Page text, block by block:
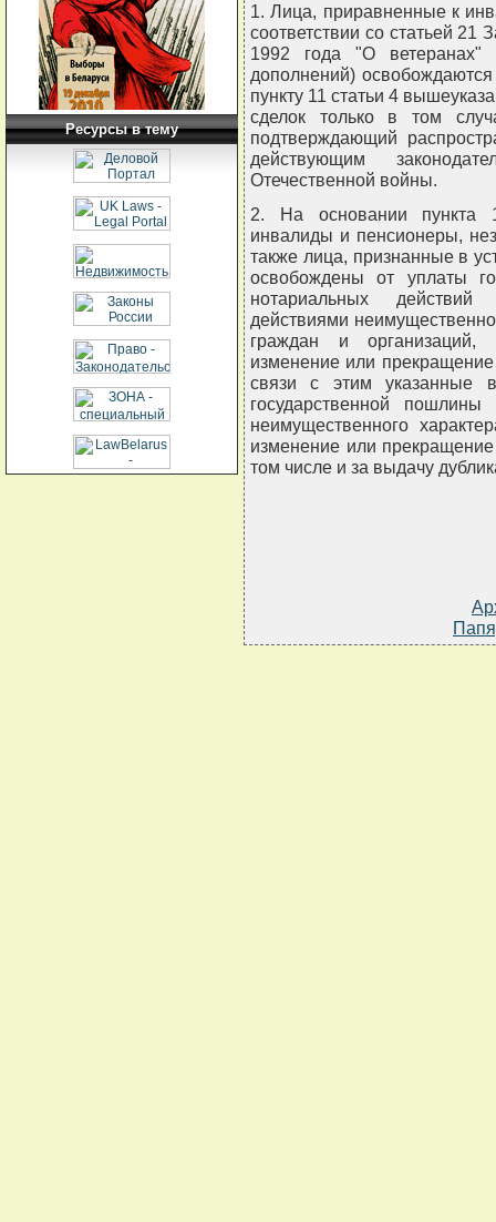
Ресурсы в тему
1. Лица, приравненные к
соответствии со статьей 21
1992 года "О ветеранах"
дополнений)
пункту 11 статьи 4
сделок только в том
подтверждающий
действующим
Отечественной войны.
2. На основании пункта
инвалиды и пенсионеры,
также лица, признанные в
освобождены от уплаты
нотариальных
действиями
граждан и организаций,
изменение или
связи с этим указанные
государственной
неимущественного
изменение или
том числе и за выдачу